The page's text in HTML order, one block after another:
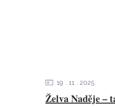
Želva Naděje –
19 11 2025